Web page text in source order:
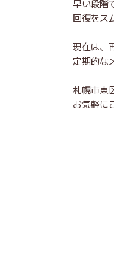
早い段階
回復をス
現在は、
定期的な
札幌市東
お気軽に